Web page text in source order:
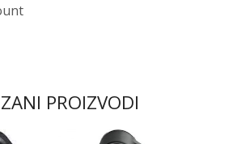
PROIZVODI